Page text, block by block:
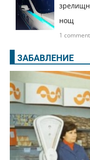
нощ
1
ЗАБАВЛЕНИЕ